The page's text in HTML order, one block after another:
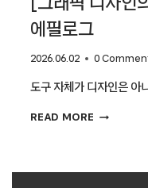
에필로그
2026.06.02 0
도구 자체가 디자인은 아
READ MORE [그래픽
④]